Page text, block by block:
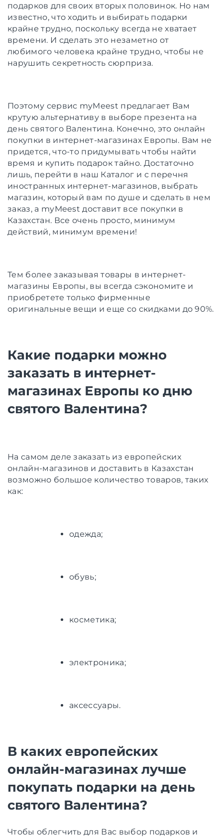
подарков для своих вторых половинок. Но нам
известно, что ходить и выбирать подарки
крайне трудно, поскольку всегда не хватает
времени. И сделать это незаметно от
любимого человека крайне трудно, чтобы не
нарушить секретность сюрприза.
Поэтому сервис myMeest предлагает Вам
крутую альтернативу в выборе презента на
день святого Валентина. Конечно, это онлайн
покупки в интернет-магазинах Европы. Вам не
придется, что-то придумывать чтобы найти
время и купить подарок тайно. Достаточно
лишь, перейти в наш Каталог и с перечня
иностранных интернет-магазинов, выбрать
магазин, который вам по душе и сделать в нем
заказ, а myMeest доставит все покупки в
Казахстан. Все очень просто, минимум
действий, минимум времени!
Тем более заказывая товары в интернет-
магазины Европы, вы всегда сэкономите и
приобретете только фирменные
оригинальные вещи и еще со скидками до 90%.
Какие подарки можно
заказать в интернет-
магазинах Европы ко дню
святого Валентина?
На самом деле заказать из европейских
онлайн-магазинов и доставить в Казахстан
возможно большое количество товаров, таких
как:
одежда;
обувь;
косметика;
электроника;
аксессуары.
В каких европейских
онлайн-магазинах лучше
покупать подарки на день
святого Валентина?
Чтобы облегчить для Вас выбор подарков и